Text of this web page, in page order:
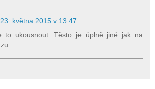
23. května 2015 v 13:47
to ukousnout. Těsto je úplně jiné jak na